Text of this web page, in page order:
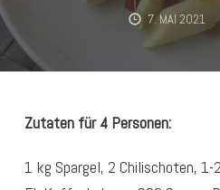
7. MAI 2021
Zutaten für 4 Personen:
1 kg Spargel, 2 Chilischoten, 1-